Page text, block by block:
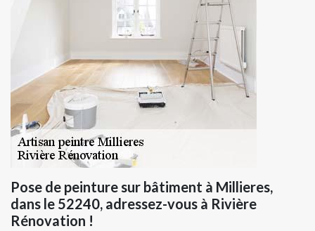
Pose de peinture sur bâtiment à Millieres,
dans le 52240, adressez-vous à Rivière
Rénovation !